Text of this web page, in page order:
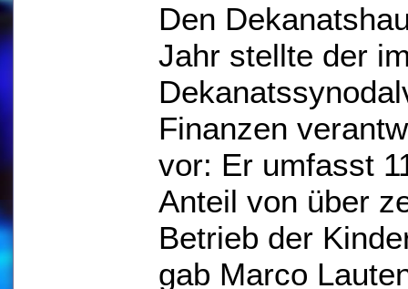
Den
Jahr stellte der
Finanzen
vor: Er umfasst
Anteil von über
Betrieb der
gab Marco